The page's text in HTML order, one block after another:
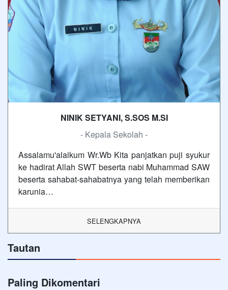
NINIK SETYANI, S.SOS M.SI
- Kepala Sekolah -
Assalamu'alaikum Wr.Wb Kita panjatkan puji syukur
ke hadirat Allah SWT beserta nabi Muhammad SAW
beserta sahabat-sahabatnya yang telah memberikan
karunia…
SELENGKAPNYA
Tautan
Paling Dikomentari